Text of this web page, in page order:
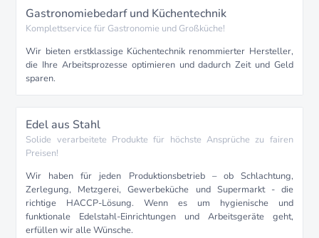
Gastronomiebedarf und Küchentechnik
Komplettservice für Gastronomie und Großküche!
Wir bieten erstklassige Küchentechnik renommierter Hersteller,
die Ihre Arbeitsprozesse optimieren und dadurch Zeit und Geld
sparen.
Edel aus Stahl
Solide verarbeitete Produkte für höchste Ansprüche zu fairen
Preisen!
Wir haben für jeden Produktionsbetrieb – ob Schlachtung,
Zerlegung, Metzgerei, Gewerbeküche und Supermarkt - die
richtige HACCP-Lösung. Wenn es um hygienische und
funktionale Edelstahl-Einrichtungen und Arbeitsgeräte geht,
erfüllen wir alle Wünsche.